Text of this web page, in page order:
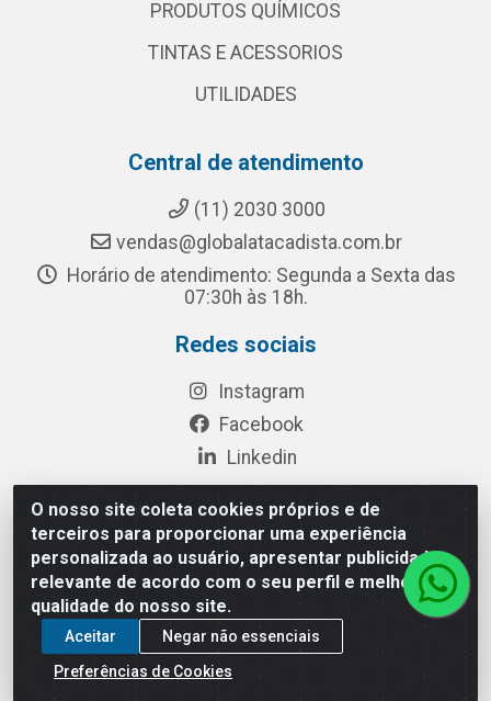
O nosso site coleta cookies próprios e de
terceiros para proporcionar uma experiência
personalizada ao usuário, apresentar publicidade
relevante de acordo com o seu perfil e melhorar a
qualidade do nosso site.
Aceitar
Negar não essenciais
Preferências de Cookies
PRODUTOS QUÍMICOS
TINTAS E ACESSORIOS
UTILIDADES
Central de atendimento
(11) 2030 3000
vendas@globalatacadista.com.br
Horário de atendimento: Segunda a Sexta das
07:30h às 18h.
Redes sociais
Instagram
Facebook
Linkedin
Rua Chipuê, 117 - S. Miguel Paulista São Paulo/SP - CEP
08010-260- CNPJ: 03.010.739/0001-72